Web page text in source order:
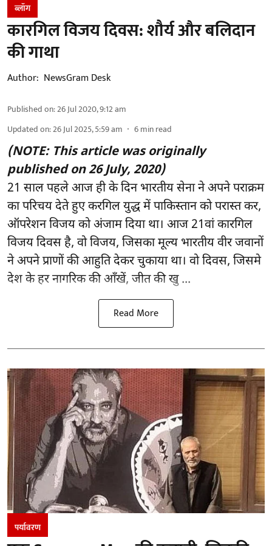
ब्लॉग
कारगिल विजय दिवस: शौर्य और बलिदान
की गाथा
Author: NewsGram Desk
Published on:26 Jul 2020, 9:12 am
Updated on:26 Jul 2025, 5:59 am 6min read
(NOTE: This article was originally
published on 26 July, 2020)
21 साल पहले आज ही के दिन भारतीय सेना ने अपने पराक्रम
का परिचय देते हुए करगिल युद्ध में पाकिस्तान को परास्त कर,
ऑपरेशन विजय को अंजाम दिया था। आज 21वां कारगिल
विजय दिवस है, वो विजय, जिसका मूल्य भारतीय वीर जवानों
ने अपने प्राणों की आहुति देकर चुकाया था। वो दिवस, जिसमे
देश के हर नागरिक की आँखें, जीत की खु ...
Read More
पर्यावरण